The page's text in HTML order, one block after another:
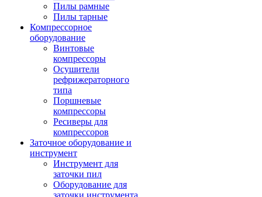
Пилы рамные
Пилы тарные
Компрессорное
оборудование
Винтовые
компрессоры
Осушители
рефрижераторного
типа
Поршневые
компрессоры
Ресиверы для
компрессоров
Заточное оборудование и
инструмент
Инструмент для
заточки пил
Оборудование для
заточки инструмента